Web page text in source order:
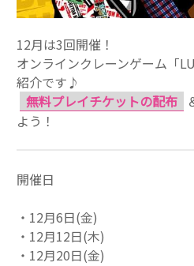
12月は3回開催！
オンラインクレーンゲーム「
紹介です♪
無料プレイチケットの配布
よう！
開催日
・12月6日(金)
・12月12日(木)
・12月20日(金)